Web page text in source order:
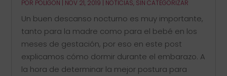
POR POLIGON | NOV 21, 2019 | NOTICIAS, SIN CATEGORIZAR
Un buen descanso nocturno es muy importante,
tanto para la madre como para el bebé en los
meses de gestación, por eso en este post
explicamos cómo dormir durante el embarazo. A
la hora de determinar la mejor postura para